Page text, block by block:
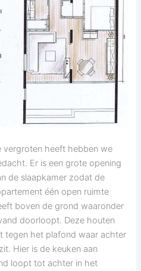
vergroten heeft hebben we
Er is een grote opening
de slaapkamer zodat de
één open ruimte
boven de grond waaronder
doorloopt. Deze houten
tegen het plafond waar achter
Hier is de keuken aan
loopt tot achter in het